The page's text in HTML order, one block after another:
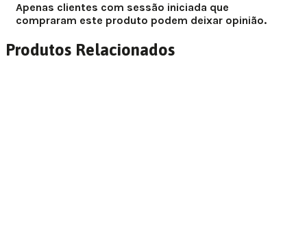
Apenas clientes com sessão iniciada que
compraram este produto podem deixar opinião.
Produtos Relacionados